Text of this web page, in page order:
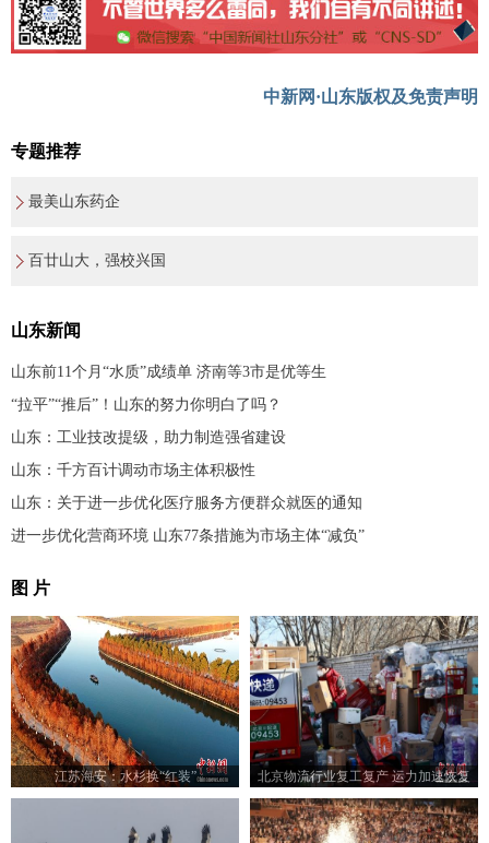
中新网·山东版权及免责声明
专题推荐
最美山东药企
百廿山大，强校兴国
山东新闻
山东前11个月“水质”成绩单 济南等3市是优等生
“拉平”“推后”！山东的努力你明白了吗？
山东：工业技改提级，助力制造强省建设
山东：千方百计调动市场主体积极性
山东：关于进一步优化医疗服务方便群众就医的通知
进一步优化营商环境 山东77条措施为市场主体“减负”
图 片
江苏海安：水杉换“红装” 北京物流行业复工复产 运力加速恢复